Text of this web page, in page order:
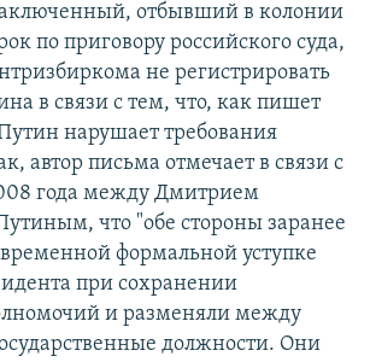
отбывший в колонии
по приговору российского суда,
не регистрировать
в связи с тем, что, как пишет
нарушает требования
автор письма отмечает в связи с
года между Дмитрием
что "обе стороны заранее
формальной уступке
при сохранении
и разменяли между
должности. Они